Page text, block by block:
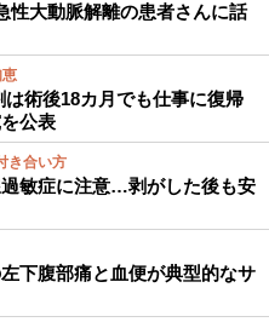
性大動脈解離の患者さんに話
恵
術後18カ月でも仕事に復帰
公表
き合い方
敏症に注意…剥がした後も安
下腹部痛と血便が典型的なサ